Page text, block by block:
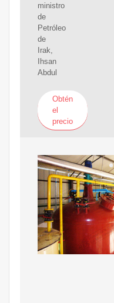
ministro
de
Petróleo
de
Irak,
Ihsan
Abdul
Obtén
el
precio